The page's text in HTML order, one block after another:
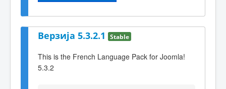
Верзија 5.3.2.1 Stable
This is the French Language Pack for Joomla!
5.3.2